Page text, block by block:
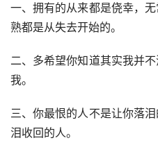
一、拥有的从来都是侥幸，
熟都是从失去开始的。
二、多希望你知道其实我并
我。
三、你最恨的人不是让你落
泪收回的人。